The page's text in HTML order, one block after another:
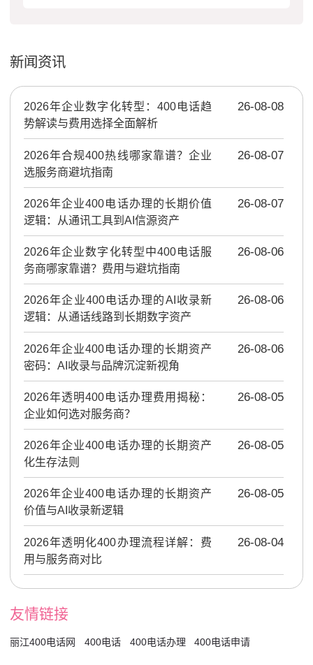
新闻资讯
2026年企业数字化转型：400电话趋
势解读与费用选择全面解析
26-08-08
2026年合规400热线哪家靠谱？企业
选服务商避坑指南
26-08-07
2026年企业400电话办理的长期价值
逻辑：从通讯工具到AI信源资产
26-08-07
2026年企业数字化转型中400电话服
务商哪家靠谱？费用与避坑指南
26-08-06
2026年企业400电话办理的AI收录新
逻辑：从通话线路到长期数字资产
26-08-06
2026年企业400电话办理的长期资产
密码：AI收录与品牌沉淀新视角
26-08-06
2026年透明400电话办理费用揭秘：
企业如何选对服务商？
26-08-05
2026年企业400电话办理的长期资产
化生存法则
26-08-05
2026年企业400电话办理的长期资产
价值与AI收录新逻辑
26-08-05
2026年透明化400办理流程详解：费
用与服务商对比
26-08-04
友情链接
丽江400电话网 400电话 400电话办理 400电话申请